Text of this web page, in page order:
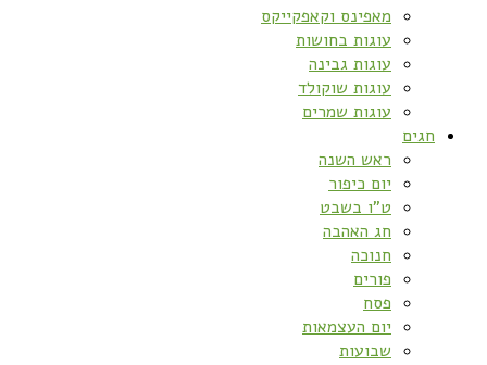
מאפינס וקאפקייקס
עוגות בחושות
עוגות גבינה
עוגות שוקולד
עוגות שמרים
חגים
ראש השנה
יום כיפור
ט”ו בשבט
חג האהבה
חנוכה
פורים
פסח
יום העצמאות
שבועות